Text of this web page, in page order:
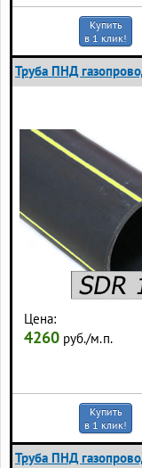
Купить
в 1 клик!
Труба ПНД
Цена:
4260 руб./м.п.
Купить
в 1 клик!
Труба ПНД